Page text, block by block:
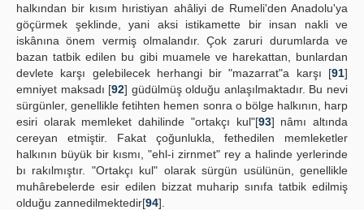
halkından bir kısım hıristiyan ahâliyi de Rumeli'den Anadolu'ya
göçürmek şeklinde, yani aksi istikamette bir insan nakli ve
iskânına önem vermiş olmalandır. Çok zaruri durumlarda ve
bazan tatbik edilen bu gibi muamele ve harekattan, bunlardan
devlete karşı gelebilecek herhangi bir "mazarrat"a karşı [91]
emniyet maksadı [92] güdülmüş olduğu anlaşılmaktadır. Bu nevi
sürgünler, genellikle fetihten hemen sonra o bölge halkının, harp
esiri olarak memleket dahilinde "ortakçı kul"[93] nâmı altında
cereyan etmiştir. Fakat çoğunlukla, fethedilen memleketler
halkının büyük bir kısmı, "ehl-i zirnmet" rey a halinde yerlerinde
bı rakılmıştır. "Ortakçı kul" olarak sürgün usülünün, genellikle
muhârebelerde esir edilen bizzat muharip sınıfa tatbik edilmiş
olduğu zannedilmektedir[94].